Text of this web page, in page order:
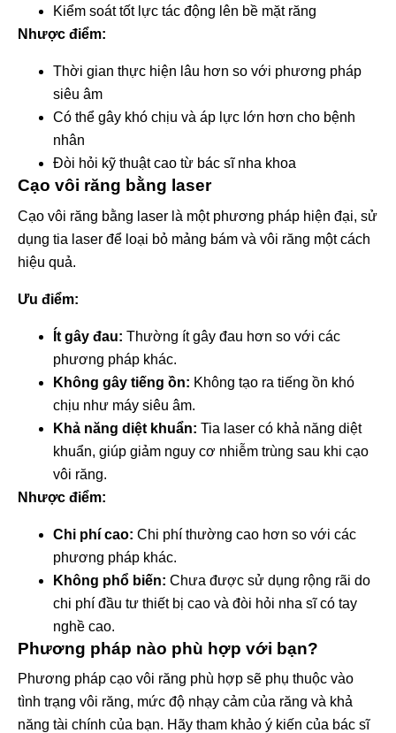
Kiểm soát tốt lực tác động lên bề mặt răng
Nhược điểm:
Thời gian thực hiện lâu hơn so với phương pháp
siêu âm
Có thể gây khó chịu và áp lực lớn hơn cho bệnh
nhân
Đòi hỏi kỹ thuật cao từ bác sĩ nha khoa
Cạo vôi răng bằng laser
Cạo vôi răng bằng laser là một phương pháp hiện đại, sử
dụng tia laser để loại bỏ mảng bám và vôi răng một cách
hiệu quả.
Ưu điểm:
Ít gây đau: Thường ít gây đau hơn so với các
phương pháp khác.
Không gây tiếng ồn: Không tạo ra tiếng ồn khó
chịu như máy siêu âm.
Khả năng diệt khuẩn: Tia laser có khả năng diệt
khuẩn, giúp giảm nguy cơ nhiễm trùng sau khi cạo
vôi răng.
Nhược điểm:
Chi phí cao: Chi phí thường cao hơn so với các
phương pháp khác.
Không phổ biến: Chưa được sử dụng rộng rãi do
chi phí đầu tư thiết bị cao và đòi hỏi nha sĩ có tay
nghề cao.
Phương pháp nào phù hợp với bạn?
Phương pháp cạo vôi răng phù hợp sẽ phụ thuộc vào
tình trạng vôi răng, mức độ nhạy cảm của răng và khả
năng tài chính của bạn. Hãy tham khảo ý kiến của bác sĩ